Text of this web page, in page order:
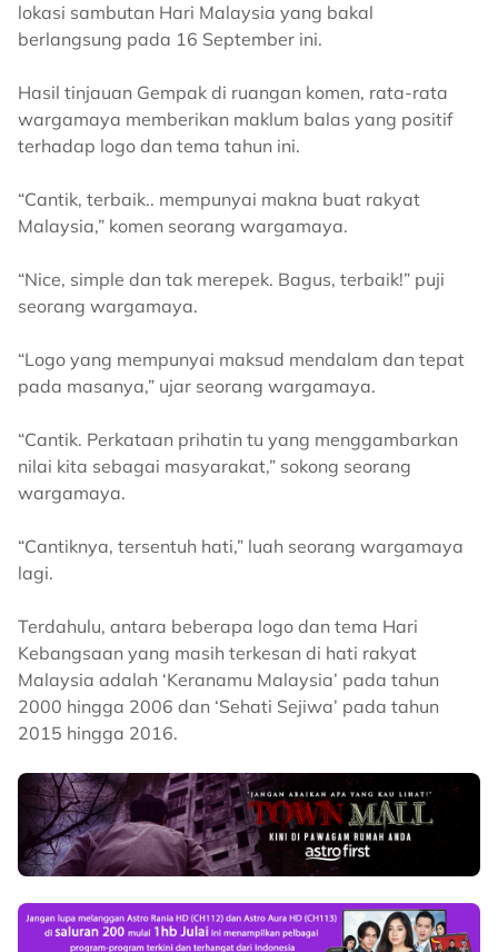
lokasi sambutan Hari Malaysia yang bakal
berlangsung pada 16 September ini.
Hasil tinjauan Gempak di ruangan komen, rata-rata
wargamaya memberikan maklum balas yang positif
terhadap logo dan tema tahun ini.
“Cantik, terbaik.. mempunyai makna buat rakyat
Malaysia,” komen seorang wargamaya.
“Nice, simple dan tak merepek. Bagus, terbaik!” puji
seorang wargamaya.
“Logo yang mempunyai maksud mendalam dan tepat
pada masanya,” ujar seorang wargamaya.
“Cantik. Perkataan prihatin tu yang menggambarkan
nilai kita sebagai masyarakat,” sokong seorang
wargamaya.
“Cantiknya, tersentuh hati,” luah seorang wargamaya
lagi.
Terdahulu, antara beberapa logo dan tema Hari
Kebangsaan yang masih terkesan di hati rakyat
Malaysia adalah ‘Keranamu Malaysia’ pada tahun
2000 hingga 2006 dan ‘Sehati Sejiwa’ pada tahun
2015 hingga 2016.